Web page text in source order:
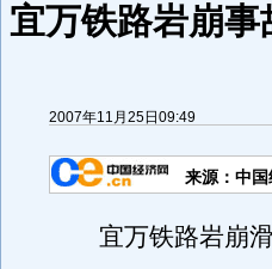
宜万铁路岩崩
2007年11月25日09:49
来源：中国
宜万铁路岩崩滑